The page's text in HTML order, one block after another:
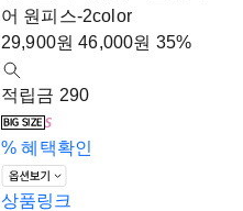
어 원피스-2color
29,900원 46,000원 35%
적립금 290
% 혜택확인
상품링크